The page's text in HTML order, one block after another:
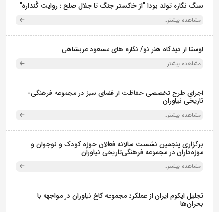
سنگ نگاره تولد بودا "از خاکستر جنگ تا جلال صلح ؛ روایت گَنداره"
مشاهده بیشتر..
اوستا از دیدگاه هنر نو/ نگاره های مسعود عربشاهی
مشاهده بیشتر..
اجرای طرح تخصصی حفاظت از فضای سبز در مجموعه فرهنگی-
تاریخی نیاوران
مشاهده بیشتر..
برگزاری پنجمین نشست سالانه فعالان حوزه کودک و نوجوان و
موزه‌داران در مجموعه فرهنگی‌تاریخی نیاوران
مشاهده بیشتر..
تجلیل ایکوم ایران از عملکرد مجموعه کاخ نیاوران در مواجهه با
بحران‌ها